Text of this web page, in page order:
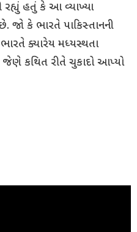
હતું કે આ વ્યાખ્યા
જો કે ભારતે પાકિસ્તાનની
ક્યારેય મધ્યસ્થતા
જેણે કથિત રીતે ચુકાદો આપ્યો